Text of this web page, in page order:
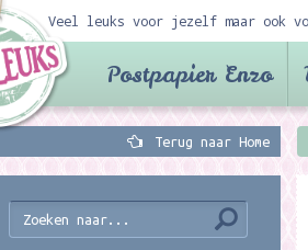
Veel leuks voor jezelf maar ook
Postpapier Enzo
Terug naar Home